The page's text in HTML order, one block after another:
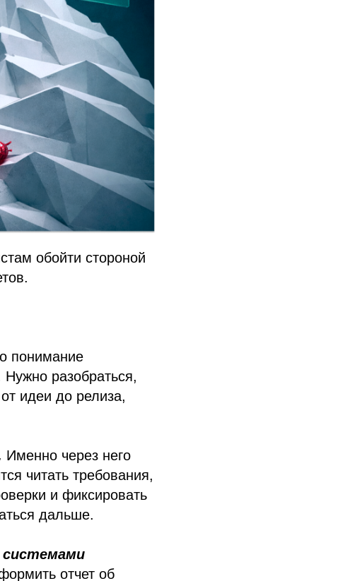
обойти стороной
понимание
Нужно разобраться,
идеи до релиза,
Именно через него
читать требования,
и фиксировать
дальше.
системами
отчет об